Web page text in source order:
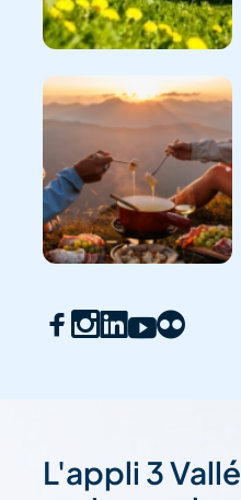
L'appli 3